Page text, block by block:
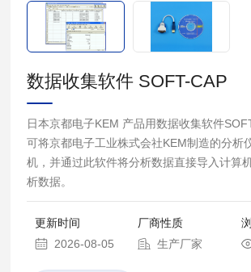
数据收集软件 SOFT-CAP
日本京都电子KEM 产品用数据收集软件
可将京都电子工业株式会社KEM制造的分析
机，并通过此软件将分析数据直接导入计算
析数据。
更新时间
2026-08-05
厂商性质
生产厂家